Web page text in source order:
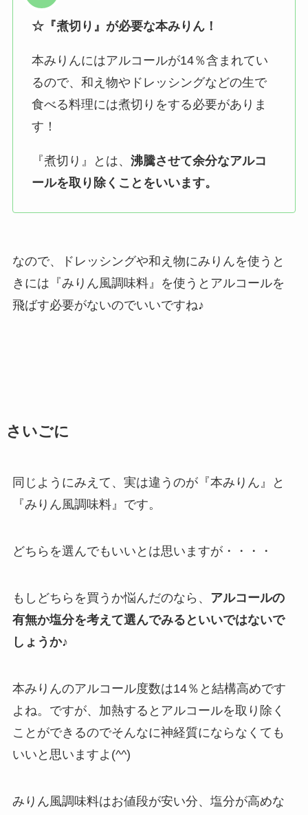
☆『煮切り』が必要な本みりん！
本みりんにはアルコールが14％含まれてい
るので、和え物やドレッシングなどの生で
食べる料理には煮切りをする必要がありま
す！
『煮切り』とは、 沸騰させて余分なアルコ
ールを取り除くことをいいます。
なので、ドレッシングや和え物にみりんを使うと
きには『みりん風調味料』を使うとアルコールを
飛ばす必要がないのでいいですね♪
さいごに
同じようにみえて、実は違うのが『本みりん』と
『みりん風調味料』です。
どちらを選んでもいいとは思いますが・・・・
もしどちらを買うか悩んだのなら、 アルコールの
有無か塩分を考えて選んでみるといいではないで
しょうか♪
本みりんのアルコール度数は14％と結構高めです
よね。ですが、加熱するとアルコールを取り除く
ことができるのでそんなに神経質にならなくても
いいと思いますよ(^^)
みりん風調味料はお値段が安い分、塩分が高めな